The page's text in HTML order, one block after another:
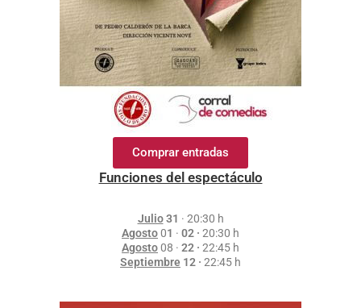
Comprar entradas
Funciones del espectáculo
Julio 31 · 20:30 h
Agosto01 · 02 · 20:30 h
Agosto08 · 22 · 22:45 h
Septiembre 12 · 22:45 h